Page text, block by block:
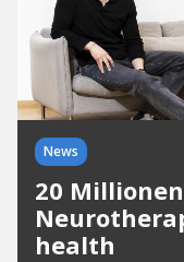
News
20
health